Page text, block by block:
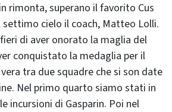
rimonta, superano il favorito Cus
settimo cielo il coach, Matteo Lolli.
di aver onorato la maglia del
conquistato la medaglia per il
tra due squadre che si son date
Nel primo quarto siamo stati in
incursioni di Gasparin. Poi nel